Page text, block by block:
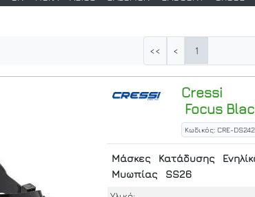
<< < 1
Cressi
Focus
Κωδικός: CRE-
Μάσκες Κατάδυσης
Μυωπίας
SS26